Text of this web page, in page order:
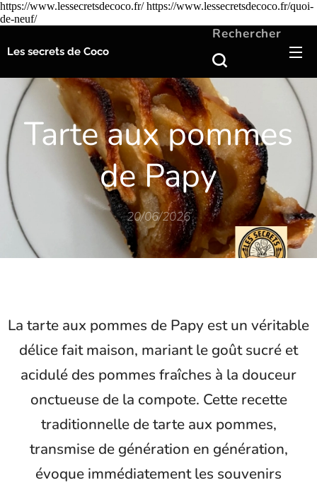
https://www.lessecretsdecoco.fr/ https://www.lessecretsdecoco.fr/quoi-
de-neuf/
Les secrets de Coco
Rechercher
Tarte aux pommes
de Papy
20/06/2026
La tarte aux pommes de Papy est un véritable
délice fait maison, mariant le goût sucré et
acidulé des pommes fraîches à la douceur
onctueuse de la compote. Cette recette
traditionnelle de tarte aux pommes,
transmise de génération en génération,
évoque immédiatement les souvenirs